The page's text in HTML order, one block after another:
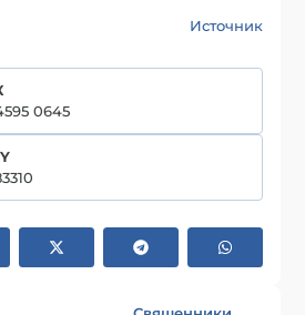
Источник
0645